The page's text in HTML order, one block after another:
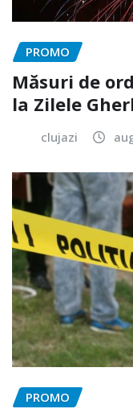
PROMO
Măsuri de
la Zilele
clujazi
PROMO